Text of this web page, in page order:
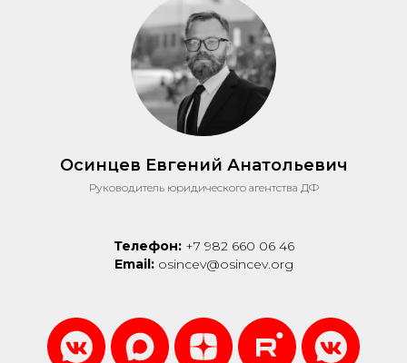
Осинцев Евгений Анатольевич
Руководитель юридического агентства ДФ
Телефон:+7 982 660 06 46
Email:osincev@osincev.org